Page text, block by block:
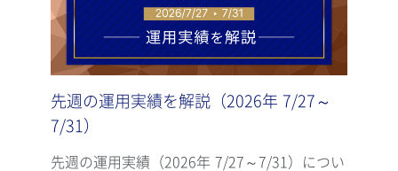
先週の運用実績を解説（2026年 7/27～
7/31）
先週の運用実績（2026年 7/27～7/31）につい